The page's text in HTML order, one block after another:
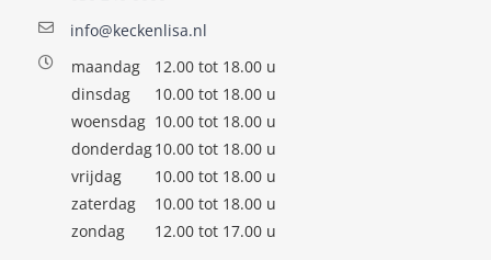
info@keckenlisa.nl
maandag
12.00 tot 18.00 u
dinsdag
10.00 tot 18.00 u
woensdag 10.00 tot 18.00 u
donderdag10.00 tot 18.00 u
vrijdag
10.00 tot 18.00 u
zaterdag
10.00 tot 18.00 u
zondag
12.00 tot 17.00 u